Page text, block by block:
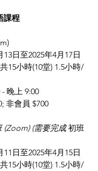
課程
13日至2025年4月17日
15小時(10堂) 1.5小時/
晚上 9:00
非會員 $700
(Zoom) (需要完成 初班
11日至2025年4月15日
15小時(10堂) 1.5小時/